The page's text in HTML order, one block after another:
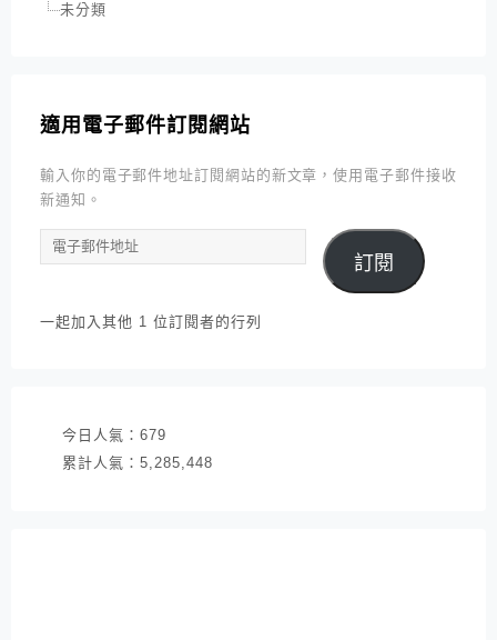
未分類
適用電子郵件訂閱網站
輸入你的電子郵件地址訂閱網站的新文章，使用電子郵件接收
新通知。
電
子
件
訂閱
一起加入其他 1 位訂閱者的行列
今日人氣： 679
累計人氣： 5,285,448